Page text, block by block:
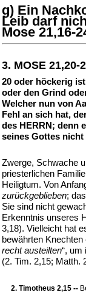
g) Ein
Leib darf
Mose 21,16-
3. MOSE 21,20-
20 oder höckerig
oder den Grind
Welcher nun von
Fehl an sich hat,
des HERRN; denn
seines Gottes nicht
Zwerge, Schwache
priesterlichen
Heiligtum. Von
zurückgeblieben;
Sie sind nicht
Erkenntnis unseres
3,18). Vielleicht hat
bewährten
recht austeilten“, um
(2. Tim. 2,15; Matth.
2. Timotheus 2,15 --